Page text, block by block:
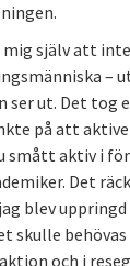
själv att inte
–
ser ut. Det tog
på att
smått aktiv i
Det
blev uppringd
skulle behövas
och i